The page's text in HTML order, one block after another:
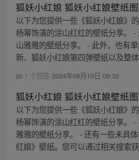
狐妖小红娘 狐妖小红娘壁纸
以下为您提供一些《狐妖小红娘》
杨幂饰演的涂山红红的壁纸分享。
山雅雅的壁纸分享。 - 此外，也有
新、狐妖小红娘第四弹壁纸以及整
1 个回答 2024年08月10日 09:32
狐妖小红娘 狐妖小红娘壁纸
以下为您提供一些《狐妖小红娘》
杨幂饰演的涂山红红的壁纸分享。
雅雅的壁纸分享。 - 还有一些未具
红娘》壁纸。您可以通过相关搜索